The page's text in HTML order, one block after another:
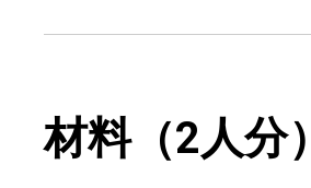
材料（2人分）